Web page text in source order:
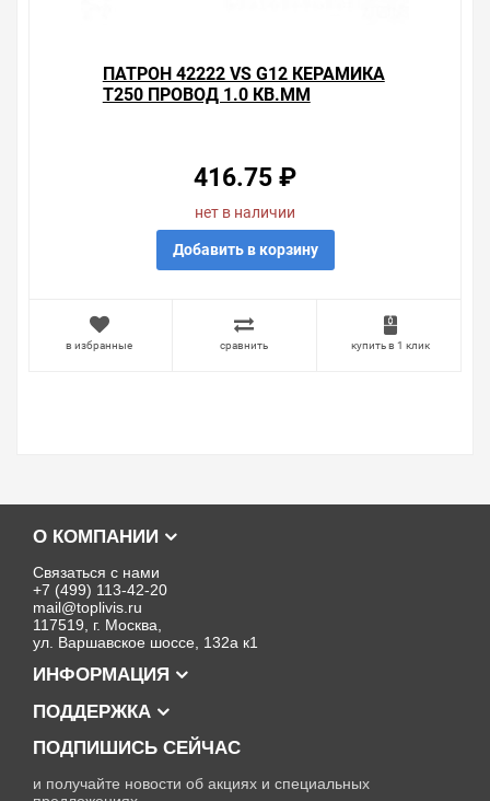
ПАТРОН 42222 VS G12 КЕРАМИКА
T250 ПРОВОД 1.0 КВ.ММ
416.75 ₽
нет в наличии
Добавить в корзину
в избранные сравнить купить в 1 клик
О КОМПАНИИ
Связаться с нами
+7 (499) 113-42-20
mail@toplivis.ru
117519, г. Москва,
ул. Варшавское шоссе, 132а к1
ИНФОРМАЦИЯ
ПОДДЕРЖКА
ПОДПИШИСЬ СЕЙЧАС
и получайте новости об акциях и специальных